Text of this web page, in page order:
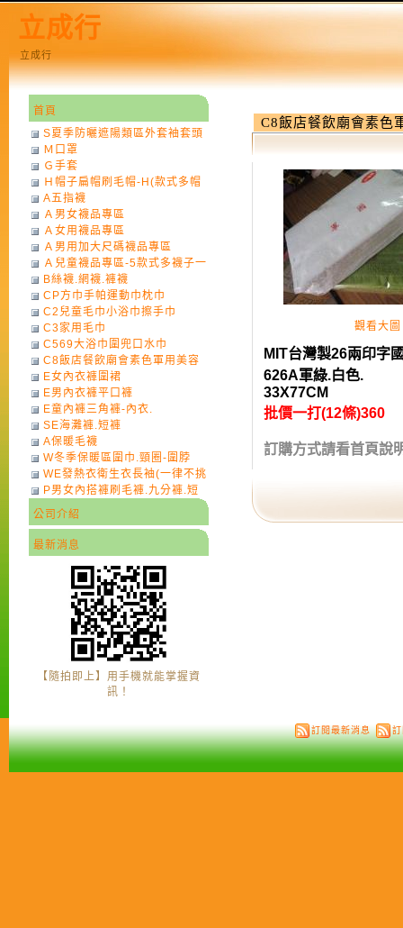
立成行
立成行
C8飯店餐飲廟會素色
觀看大圖
MIT台灣製26兩印字
626A軍綠.白色.
33X77CM
批價一打(12條)360
訂購方式請看首頁說
首頁
S夏季防曬遮陽類區外套袖套頭
巾
Ｍ口罩
Ｇ手套
Ｈ帽子扁帽刷毛帽-H(款式多帽
子一律不挑色)
A五指襪
Ａ男女襪品專區
Ａ女用襪品專區
Ａ男用加大尺碼襪品專區
Ａ兒童襪品專區-5款式多襪子一
律不挑款式花色)
B絲襪.網襪.褲襪
CP方巾手帕運動巾枕巾
C2兒童毛巾小浴巾擦手巾
C3家用毛巾
C569大浴巾圍兜口水巾
C8飯店餐飲廟會素色軍用美容
巾
E女內衣褲圍裙
E男內衣褲平口褲
E童內褲三角褲-內衣.
SE海灘褲.短褲
A保暖毛襪
W冬季保暖區圍巾.頸圈-圍脖
WE發熱衣衛生衣長袖(一律不挑
色)-7
P男女內搭褲刷毛褲.九分褲.短
褲
公司介紹
最新消息
【隨拍即上】用手機就能掌握資
訊！
訂閱最新消息 訂